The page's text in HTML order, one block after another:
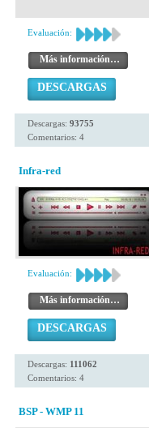
Evaluación:
Más información…
DESCARGAS
Descargas: 93755
Comentarios: 4
Infra-red
Evaluación:
Más información…
DESCARGAS
Descargas: 111062
Comentarios: 4
BSP - WMP 11